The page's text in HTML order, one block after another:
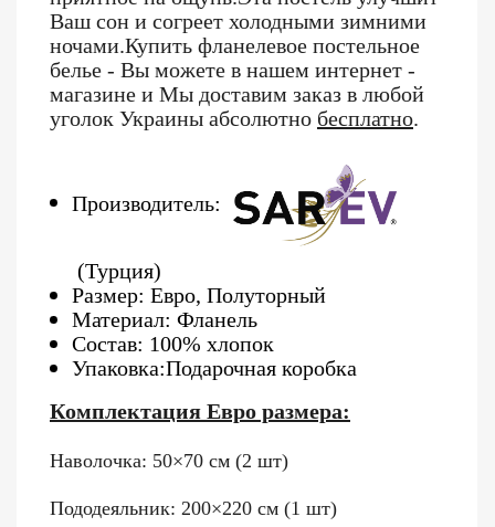
Ваш сон и согреет холодными зимними
ночами.Купить фланелевое постельное
белье - Вы можете в нашем интернет -
магазине и Мы доставим заказ в любой
уголок Украины абсолютно бесплатно.
Производитель:
(Турция)
Размер: Евро, Полуторный
Материал: Фланель
Состав: 100% хлопок
Упаковка:Подарочная коробка
Комплектация Евро размера:
Наволочка: 50×70 см (2 шт)
Пододеяльник: 200×220 см (1 шт)